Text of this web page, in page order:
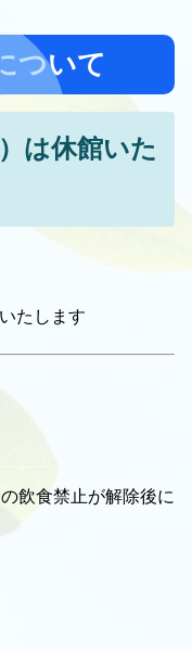
ついて
は休館いた
たします
飲食禁止が解除後に